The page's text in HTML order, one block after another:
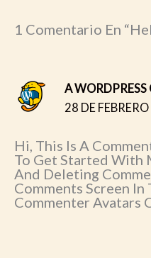
1 Comentario En
A
28 DE
Hi, This Is A
To Get Started With
And Deleting
Comments Screen In
Commenter Avatars